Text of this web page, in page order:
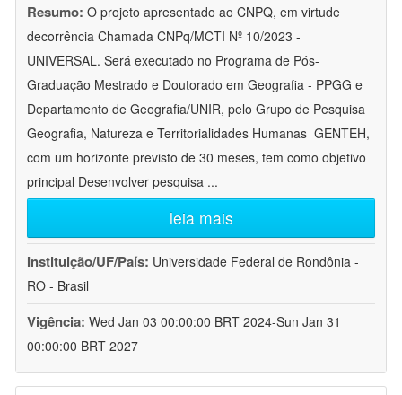
Resumo: O projeto apresentado ao CNPQ, em virtude
decorrência Chamada CNPq/MCTI Nº 10/2023 -
UNIVERSAL. Será executado no Programa de Pós-
Graduação Mestrado e Doutorado em Geografia - PPGG e
Departamento de Geografia/UNIR, pelo Grupo de Pesquisa
Geografia, Natureza e Territorialidades Humanas  GENTEH,
com um horizonte previsto de 30 meses, tem como objetivo
principal Desenvolver pesquisa ...
leia mais
Instituição/UF/País: Universidade Federal de Rondônia -
RO - Brasil
Vigência: Wed Jan 03 00:00:00 BRT 2024-Sun Jan 31
00:00:00 BRT 2027